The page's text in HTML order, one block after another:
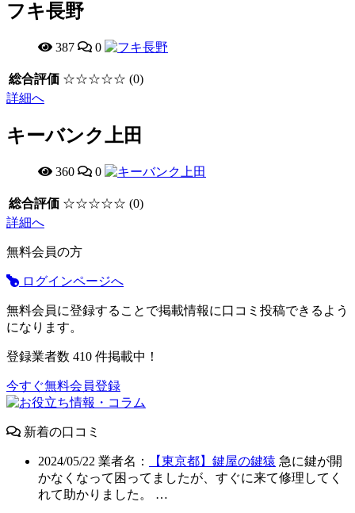
フキ長野
387 0
総合評価 ☆☆☆☆☆ (0)
詳細へ
キーバンク上田
360 0
総合評価 ☆☆☆☆☆ (0)
詳細へ
無料会員の方
ログインページへ
無料会員に登録することで掲載情報に口コミ投稿できるよう
になります。
登録業者数 410 件掲載中！
今すぐ無料会員登録
新着の口コミ
2024/05/22 業者名： 【東京都】鍵屋の鍵猿 急に鍵が開
かなくなって困ってましたが、すぐに来て修理してく
れて助かりました。 …